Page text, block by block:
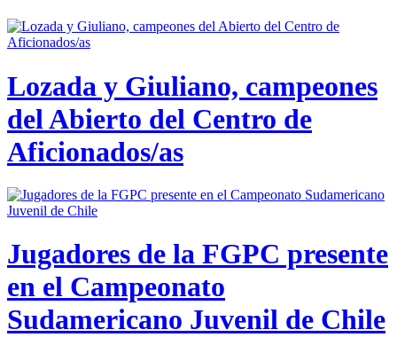
Lozada y Giuliano, campeones
del Abierto del Centro de
Aficionados/as
Jugadores de la FGPC presente
en el Campeonato
Sudamericano Juvenil de Chile